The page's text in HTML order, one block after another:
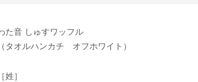
た音 しゅすワッフル
（タオルハンカチ オフホワイト）
［姓］